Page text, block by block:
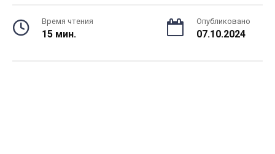
Время чтения
15 мин.
Опубликовано
07.10.2024